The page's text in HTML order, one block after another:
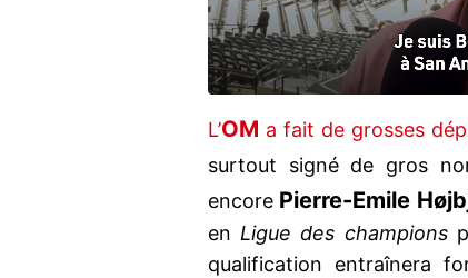
L’OM a fait de grosses
surtout signé de gros
encore Pierre-Emile
enLigue des champions
qualification entraînera